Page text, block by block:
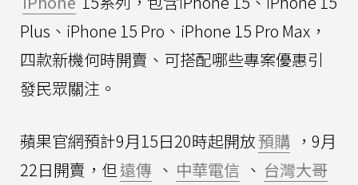
Plus、iPhone 15 Pro、iPhone 15 Pro Max，
四款新機何時開賣、可搭配哪些專案優惠引
發民眾關注。
蘋果官網預計9月15日20時起開放預購 ，9月
22日開賣，但 遠傳 、 中華電信 、 台灣大哥